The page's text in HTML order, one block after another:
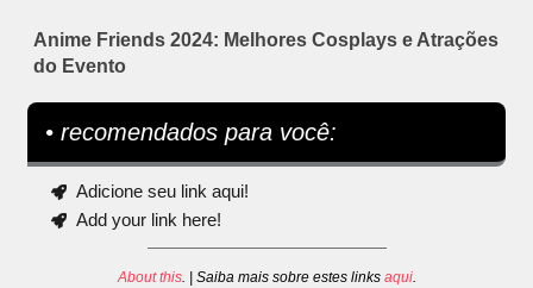
Anime Friends 2024: Melhores Cosplays e Atrações
do Evento
• recomendados para você:
Adicione seu link aqui!
Add your link here!
About this. | Saiba mais sobre estes links aqui.